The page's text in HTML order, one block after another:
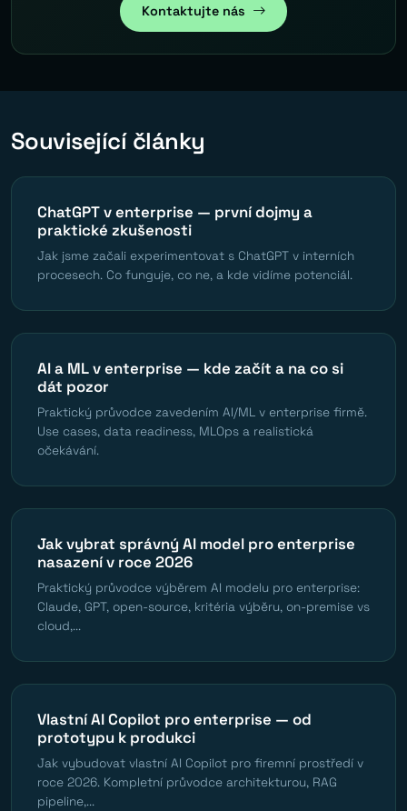
Kontaktujte nás
Související články
ChatGPT v enterprise — první dojmy a
praktické zkušenosti
Jak jsme začali experimentovat s ChatGPT v interních
procesech. Co funguje, co ne, a kde vidíme potenciál.
AI a ML v enterprise — kde začít a na co si
dát pozor
Praktický průvodce zavedením AI/ML v enterprise firmě.
Use cases, data readiness, MLOps a realistická
očekávání.
Jak vybrat správný AI model pro enterprise
nasazení v roce 2026
Praktický průvodce výběrem AI modelu pro enterprise:
Claude, GPT, open-source, kritéria výběru, on-premise vs
cloud,...
Vlastní AI Copilot pro enterprise — od
prototypu k produkci
Jak vybudovat vlastní AI Copilot pro firemní prostředí v
roce 2026. Kompletní průvodce architekturou, RAG
pipeline,...